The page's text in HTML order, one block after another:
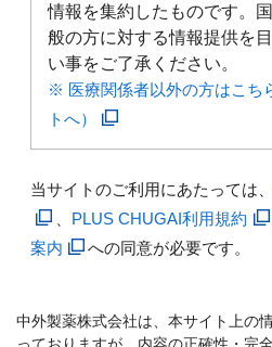
情報を集約したものです。
般の方に対する情報提供を
い事をご了承ください。
※ 医療関係者以外の方はこち
トへ）
当サイトのご利用にあたっては、
PLUS CHUGAI利用規約
案内
への同意が必要です。
中外製薬株式会社は、本サイト上の
っておりますが、内容の正確性・完